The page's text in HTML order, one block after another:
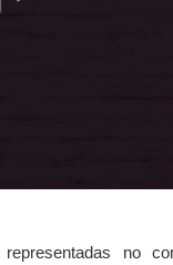
no